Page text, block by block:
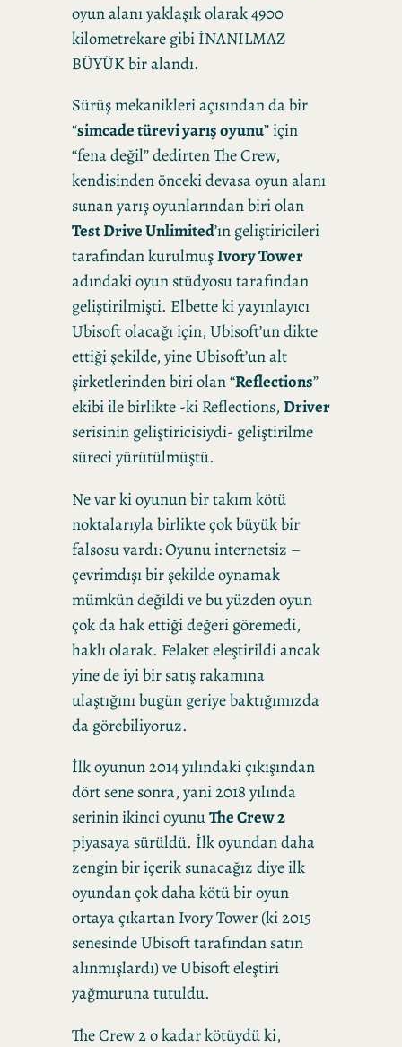
oyun alanı yaklaşık olarak 4900
kilometrekare gibi İNANILMAZ
BÜYÜK bir alandı.
Sürüş mekanikleri açısından da bir
“simcade türevi yarış oyunu” için
“fena değil” dedirten The Crew,
kendisinden önceki devasa oyun alanı
sunan yarış oyunlarından biri olan
Test Drive Unlimited’ın geliştiricileri
tarafından kurulmuşIvory Tower
adındaki oyun stüdyosu tarafından
geliştirilmişti. Elbette ki yayınlayıcı
Ubisoft olacağı için, Ubisoft’un dikte
ettiği şekilde, yine Ubisoft’un alt
şirketlerinden biri olan “Reflections”
ekibi ile birlikte -ki Reflections, Driver
serisinin geliştiricisiydi- geliştirilme
süreci yürütülmüştü.
Ne var ki oyunun bir takım kötü
noktalarıyla birlikte çok büyük bir
falsosu vardı: Oyunu internetsiz –
çevrimdışı bir şekilde oynamak
mümkün değildi ve bu yüzden oyun
çok da hak ettiği değeri göremedi,
haklı olarak. Felaket eleştirildi ancak
yine de iyi bir satış rakamına
ulaştığını bugün geriye baktığımızda
da görebiliyoruz.
İlk oyunun 2014 yılındaki çıkışından
dört sene sonra, yani 2018 yılında
serinin ikinci oyunuThe Crew 2
piyasaya sürüldü. İlk oyundan daha
zengin bir içerik sunacağız diye ilk
oyundan çok daha kötü bir oyun
ortaya çıkartan Ivory Tower (ki 2015
senesinde Ubisoft tarafından satın
alınmışlardı) ve Ubisoft eleştiri
yağmuruna tutuldu.
The Crew 2 o kadar kötüydü ki,